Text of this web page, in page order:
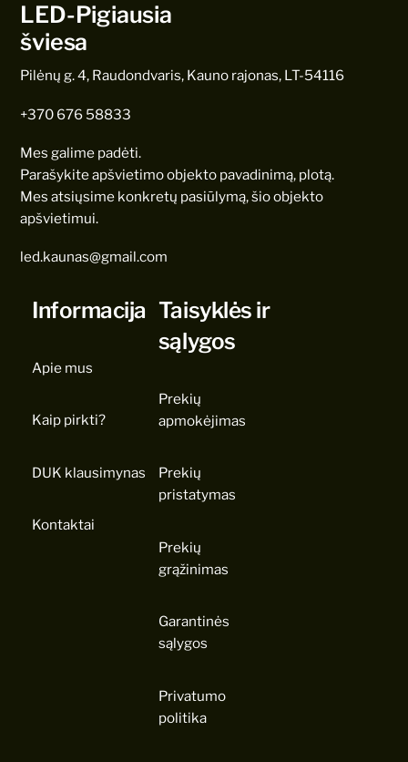
LED-Pigiausia
šviesa
Pilėnų g. 4, Raudondvaris, Kauno rajonas, LT-54116
+370 676 58833
Mes galime padėti.
Parašykite apšvietimo objekto pavadinimą, plotą.
Mes atsiųsime konkretų pasiūlymą, šio objekto
apšvietimui.
led.kaunas@gmail.com
Informacija
Apie mus
Kaip pirkti?
DUK klausimynas
Kontaktai
Taisyklės ir
sąlygos
Prekių
apmokėjimas
Prekių
pristatymas
Prekių
grąžinimas
Garantinės
sąlygos
Privatumo
politika